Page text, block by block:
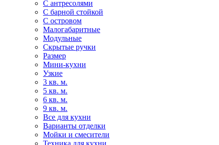
С антресолями
С барной стойкой
С островом
Малогабаритные
Модульные
Скрытые ручки
Размер
Мини-кухни
Узкие
3 кв. м.
5 кв. м.
6 кв. м.
9 кв. м.
Все для кухни
Варианты отделки
Мойки и смесители
Техника для кухни